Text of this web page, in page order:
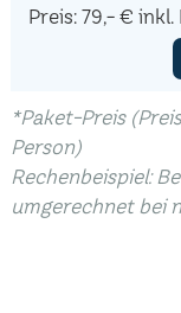
Preis: 79,- €
*Paket-Preis
Person)
Rechenbeispiel:
umgerechnet bei